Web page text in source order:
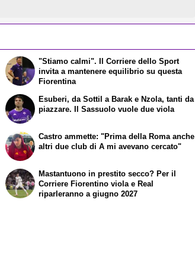
"Stiamo calmi". Il Corriere dello Sport
invita a mantenere equilibrio su questa
Fiorentina
Esuberi, da Sottil a Barak e Nzola, tanti da
piazzare. Il Sassuolo vuole due viola
Castro ammette: "Prima della Roma anche
altri due club di A mi avevano cercato"
Mastantuono in prestito secco? Per il
Corriere Fiorentino viola e Real
riparleranno a giugno 2027